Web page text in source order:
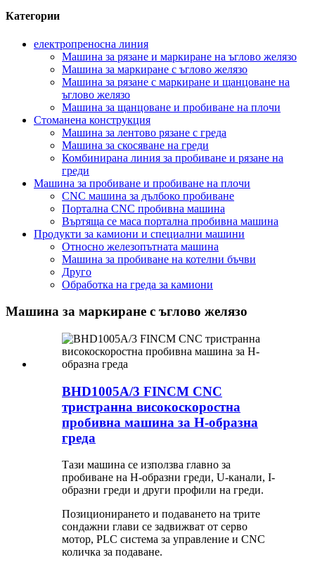
Категории
електропреносна линия
Машина за рязане и маркиране на ъглово желязо
Машина за маркиране с ъглово желязо
Машина за рязане с маркиране и щанцоване на
ъглово желязо
Машина за щанцоване и пробиване на плочи
Стоманена конструкция
Машина за лентово рязане с греда
Машина за скосяване на греди
Комбинирана линия за пробиване и рязане на
греди
Машина за пробиване и пробиване на плочи
CNC машина за дълбоко пробиване
Портална CNC пробивна машина
Въртяща се маса портална пробивна машина
Продукти за камиони и специални машини
Относно железопътната машина
Машина за пробиване на котелни бъчви
Друго
Обработка на греда за камиони
Машина за маркиране с ъглово желязо
BHD1005A/3 FINCM CNC
тристранна високоскоростна
пробивна машина за H-образна
греда
Тази машина се използва главно за
пробиване на H-образни греди, U-канали, I-
образни греди и други профили на греди.
Позиционирането и подаването на трите
сондажни глави се задвижват от серво
мотор, PLC система за управление и CNC
количка за подаване.